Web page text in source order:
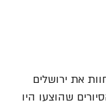
את ירושלים
שהוצעו היו